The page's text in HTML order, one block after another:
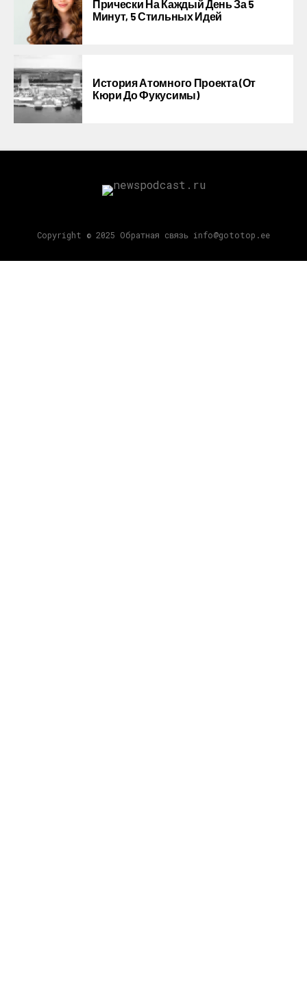
Прически На Каждый День За 5
Минут, 5 Стильных Идей
История Атомного Проекта (от
Кюри До Фукусимы)
Copyright © 2025 Обратная связь info@gototop.ee